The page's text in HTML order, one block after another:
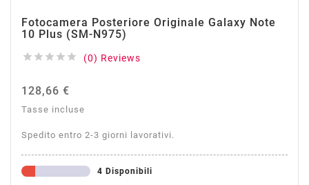
Fotocamera Posteriore Originale Galaxy Note
10 Plus (SM-N975)
     (0) Reviews
128,66 €
Tasse incluse
Spedito entro 2-3 giorni lavorativi.
4 Disponibili